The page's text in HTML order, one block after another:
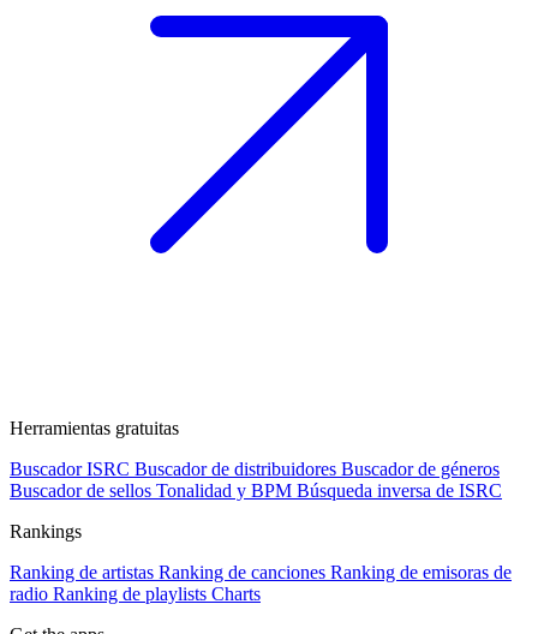
Herramientas gratuitas
Buscador ISRC Buscador de distribuidores Buscador de géneros
Buscador de sellos Tonalidad y BPM Búsqueda inversa de ISRC
Rankings
Ranking de artistas Ranking de canciones Ranking de emisoras de
radio Ranking de playlists Charts